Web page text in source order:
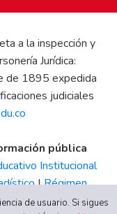
a la inspección y
Jurídica:
de 1895 expedida
judiciales
pública
Institucional
|Régimen
de Ética| Canal
de usuario. Si sigues